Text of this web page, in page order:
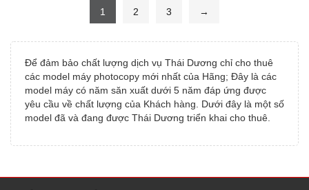
1 2 3 →
Để đảm bảo chất lượng dịch vụ Thái Dương chỉ cho thuê
các model máy photocopy mới nhất của Hãng; Đây là các
model máy có năm săn xuất dưới 5 năm đáp ứng được
yêu cầu về chất lượng của Khách hàng. Dưới đây là một số
model đã và đang được Thái Dương triển khai cho thuê.